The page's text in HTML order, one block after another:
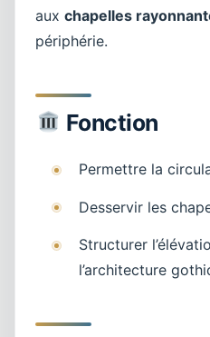
aux chapelles
périphérie.
Fonction
Permettre la
Desservir les
Structurer
l’architecture